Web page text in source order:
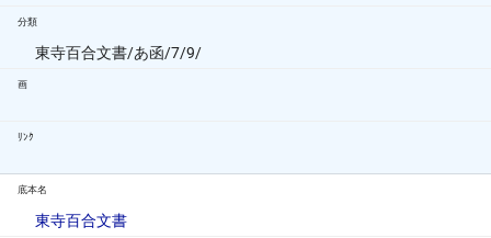
分類
東寺百合文書/あ函/7/9/
画
ﾘﾝｸ
底本名
東寺百合文書